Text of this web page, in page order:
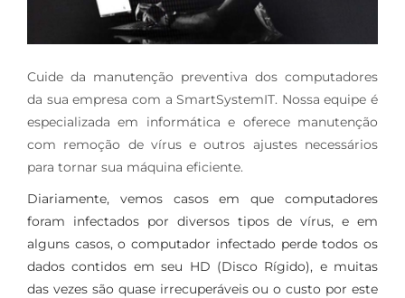
Cuide da manutenção preventiva dos computadores
da sua empresa com a SmartSystemIT. Nossa equipe é
especializada em informática e oferece manutenção
com remoção de vírus e outros ajustes necessários
para tornar sua máquina eficiente.
Diariamente, vemos casos em que computadores
foram infectados por diversos tipos de vírus, e em
alguns casos, o computador infectado perde todos os
dados contidos em seu HD (Disco Rígido), e muitas
das vezes são quase irrecuperáveis ou o custo por este